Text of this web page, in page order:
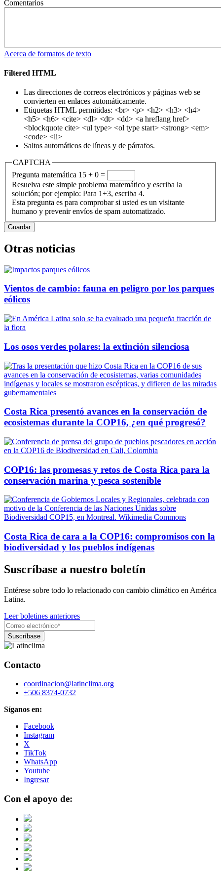
Comentarios
Acerca de formatos de texto
Filtered HTML
Las direcciones de correos electrónicos y páginas web se
convierten en enlaces automáticamente.
Etiquetas HTML permitidas: <br> <p> <h2> <h3> <h4>
<h5> <h6> <cite> <dl> <dt> <dd> <a hreflang href>
<blockquote cite> <ul type> <ol type start> <strong> <em>
<code> <li>
Saltos automáticos de líneas y de párrafos.
CAPTCHA
Pregunta matemática 15 + 0 =
Resuelva este simple problema matemático y escriba la
solución; por ejemplo: Para 1+3, escriba 4.
Esta pregunta es para comprobar si usted es un visitante
humano y prevenir envíos de spam automatizado.
Otras noticias
Vientos de cambio: fauna en peligro por los parques
eólicos
Los osos verdes polares: la extinción silenciosa
Costa Rica presentó avances en la conservación de
ecosistemas durante la COP16, ¿en qué progresó?
COP16: las promesas y retos de Costa Rica para la
conservación marina y pesca sostenible
Costa Rica de cara a la COP16: compromisos con la
biodiversidad y los pueblos indígenas
Suscríbase a nuestro boletín
Entérese sobre todo lo relacionado con cambio climático en América
Latina.
Leer boletines anteriores
Contacto
coordinacion@latinclima.org
+506 8374-0732
Síganos en:
Facebook
Instagram
X
TikTok
WhatsApp
Youtube
Ingresar
Con el apoyo de: